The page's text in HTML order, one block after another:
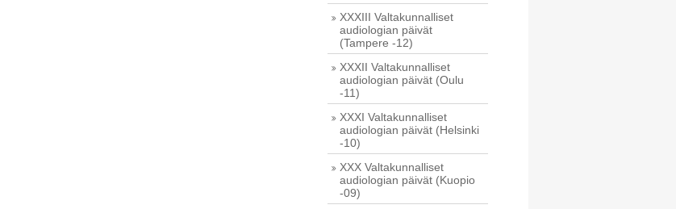
XXXIII Valtakunnalliset
audiologian päivät
(Tampere -12)
XXXII Valtakunnalliset
audiologian päivät (Oulu
-11)
XXXI Valtakunnalliset
audiologian päivät (Helsinki
-10)
XXX Valtakunnalliset
audiologian päivät (Kuopio
-09)